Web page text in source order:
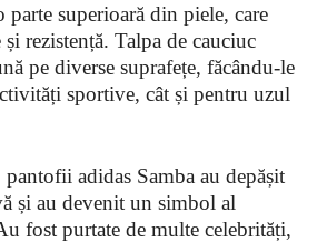
parte superioară din piele, care
rezistență. Talpa de cauciuc
pe diverse suprafețe, făcându-le
sportive, cât și pentru uzul
adidas Samba au depășit
și au devenit un simbol al
fost purtate de multe celebrități,